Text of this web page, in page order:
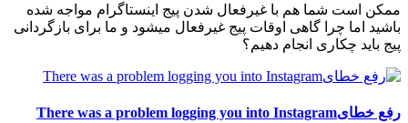
ممکن است شما هم با غیرفعال شدن پیج اینستاگرام مواجه شده
باشید اما چرا گاهی اوقات پیج غیرفعال میشود و ما برای بازگردانی
پیج باید چکاری انجام دهیم؟
رفع خطایThere was a problem logging you into Instagram